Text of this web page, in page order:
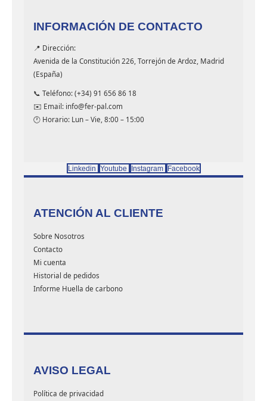
INFORMACIÓN DE CONTACTO
📍 Dirección:
Avenida de la Constitución 226, Torrejón de Ardoz, Madrid
(España)
📞 Teléfono: (+34) 91 656 86 18
✉️ Email: info@fer-pal.com
🕐 Horario: Lun – Vie, 8:00 – 15:00
Linkedin Youtube Instagram Facebook
ATENCIÓN AL CLIENTE
Sobre Nosotros
Contacto
Mi cuenta
Historial de pedidos
Informe Huella de carbono
AVISO LEGAL
Política de privacidad